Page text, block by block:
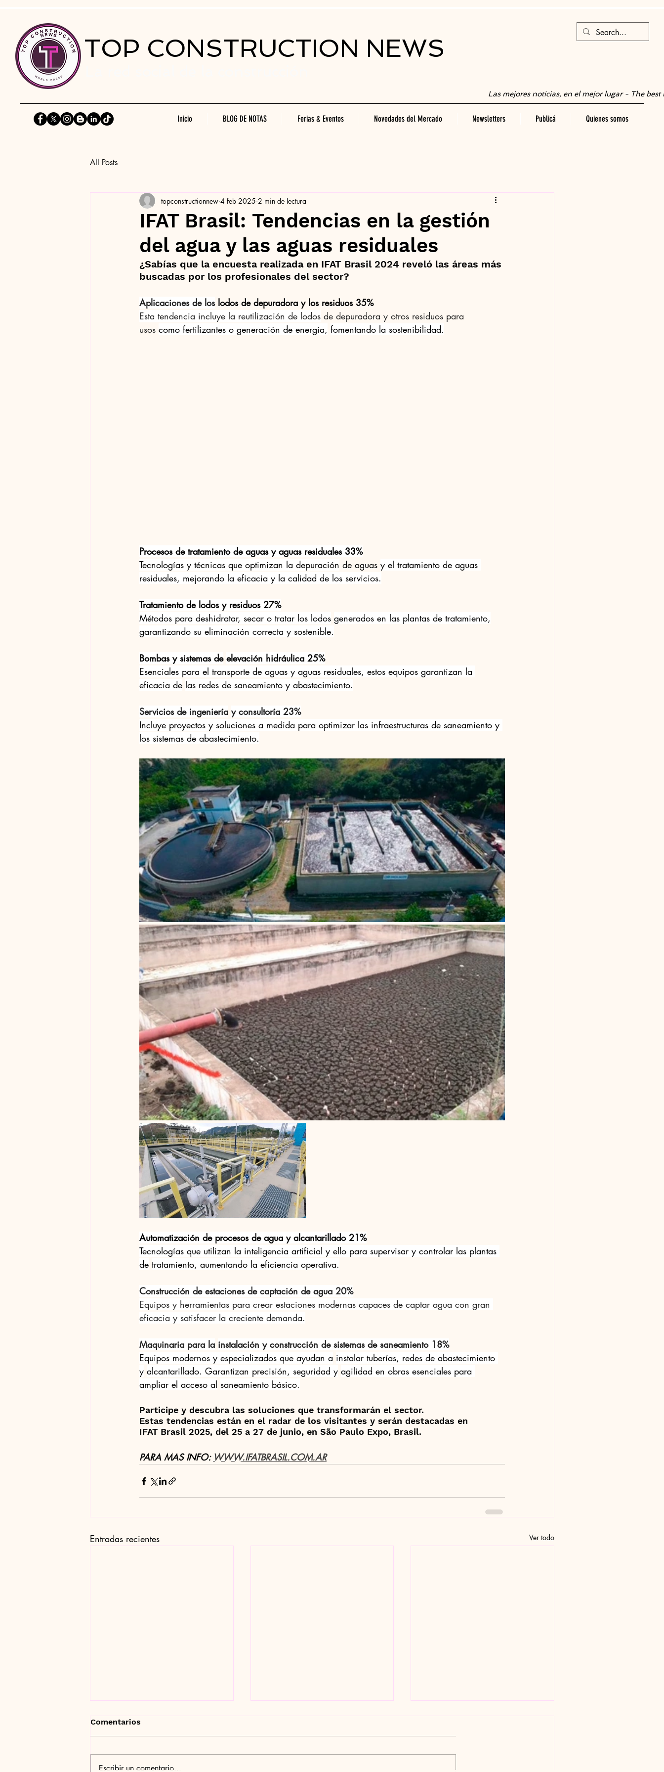
TOP CONSTRUCTION NEWS
Las mejores noticias, en el mejor lugar - The best
Inicio BLOG DE NOTAS Ferias & Eventos Novedades del Mercado Newsletters Publicá Quienes somos
All Posts
IFAT Brasil: Tendencias en la gestión
del agua y las aguas residuales
topconstructionnew 4 feb 2025 2 min de lectura
¿Sabías que la encuesta realizada en IFAT Brasil 2024 reveló las áreas más
buscadas por los profesionales del sector?
Aplicaciones de los lodos de depuradora y los residuos 35%
Esta tendencia incluye la reutilización de lodos de depuradora y otros residuos para
usos como fertilizantes o generación de energía, fomentando la sostenibilidad.
Procesos de tratamiento de aguas y aguas residuales 33%
Tecnologías y técnicas que optimizan la depuración de aguas y el tratamiento de aguas
residuales, mejorando la eficacia y la calidad de los servicios.
Tratamiento de lodos y residuos 27%
Métodos para deshidratar, secar o tratar los lodos generados en las plantas de tratamiento,
garantizando su eliminación correcta y sostenible.
Bombas y sistemas de elevación hidráulica 25%
Esenciales para el transporte de aguas y aguas residuales, estos equipos garantizan la
eficacia de las redes de saneamiento y abastecimiento.
Servicios de ingeniería y consultoría 23%
Incluye proyectos y soluciones a medida para optimizar las infraestructuras de saneamiento y
los sistemas de abastecimiento.
Automatización de procesos de agua y alcantarillado 21%
Tecnologías que utilizan la inteligencia artificial y ello para supervisar y controlar las plantas
de tratamiento, aumentando la eficiencia operativa.
Construcción de estaciones de captación de agua 20%
Equipos y herramientas para crear estaciones modernas capaces de captar agua con gran
eficacia y satisfacer la creciente demanda.
Maquinaria para la instalación y construcción de sistemas de saneamiento 18%
Equipos modernos y especializados que ayudan a instalar tuberías, redes de abastecimiento
y alcantarillado. Garantizan precisión, seguridad y agilidad en obras esenciales para
ampliar el acceso al saneamiento básico.
Participe y descubra las soluciones que transformarán el sector.
Estas tendencias están en el radar de los visitantes y serán destacadas en
IFAT Brasil 2025, del 25 a 27 de junio, en São Paulo Expo, Brasil.
PARA MAS INFO: WWW.IFATBRASIL.COM.AR
Entradas recientes Ver todo
Comentarios
Escribir un comentario...